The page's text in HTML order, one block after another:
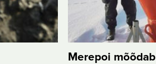
Merepoi mõõdab